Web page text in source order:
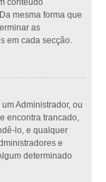
conteúdo
mesma forma que
as
em cada secção.
Administrador, ou
encontra trancado,
lo, e qualquer
e
determinado